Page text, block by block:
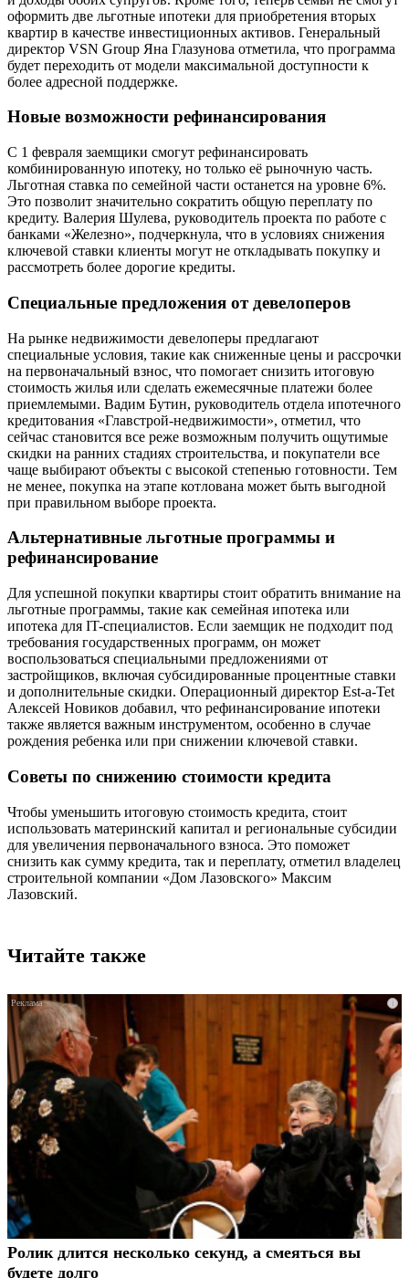
оформить две льготные ипотеки для приобретения вторых
квартир в качестве инвестиционных активов. Генеральный
директор VSN Group Яна Глазунова отметила, что программа
будет переходить от модели максимальной доступности к
более адресной поддержке.
Новые возможности рефинансирования
С 1 февраля заемщики смогут рефинансировать
комбинированную ипотеку, но только её рыночную часть.
Льготная ставка по семейной части останется на уровне 6%.
Это позволит значительно сократить общую переплату по
кредиту. Валерия Шулева, руководитель проекта по работе с
банками «Железно», подчеркнула, что в условиях снижения
ключевой ставки клиенты могут не откладывать покупку и
рассмотреть более дорогие кредиты.
Специальные предложения от девелоперов
На рынке недвижимости девелоперы предлагают
специальные условия, такие как сниженные цены и рассрочки
на первоначальный взнос, что помогает снизить итоговую
стоимость жилья или сделать ежемесячные платежи более
приемлемыми. Вадим Бутин, руководитель отдела ипотечного
кредитования «Главстрой-недвижимости», отметил, что
сейчас становится все реже возможным получить ощутимые
скидки на ранних стадиях строительства, и покупатели все
чаще выбирают объекты с высокой степенью готовности. Тем
не менее, покупка на этапе котлована может быть выгодной
при правильном выборе проекта.
Альтернативные льготные программы и
рефинансирование
Для успешной покупки квартиры стоит обратить внимание на
льготные программы, такие как семейная ипотека или
ипотека для IT-специалистов. Если заемщик не подходит под
требования государственных программ, он может
воспользоваться специальными предложениями от
застройщиков, включая субсидированные процентные ставки
и дополнительные скидки. Операционный директор Est-a-Tet
Алексей Новиков добавил, что рефинансирование ипотеки
также является важным инструментом, особенно в случае
рождения ребенка или при снижении ключевой ставки.
Советы по снижению стоимости кредита
Чтобы уменьшить итоговую стоимость кредита, стоит
использовать материнский капитал и региональные субсидии
для увеличения первоначального взноса. Это поможет
снизить как сумму кредита, так и переплату, отметил владелец
строительной компании «Дом Лазовского» Максим
Лазовский.
Читайте также
i
Ролик длится несколько секунд, а смеяться вы
будете долго